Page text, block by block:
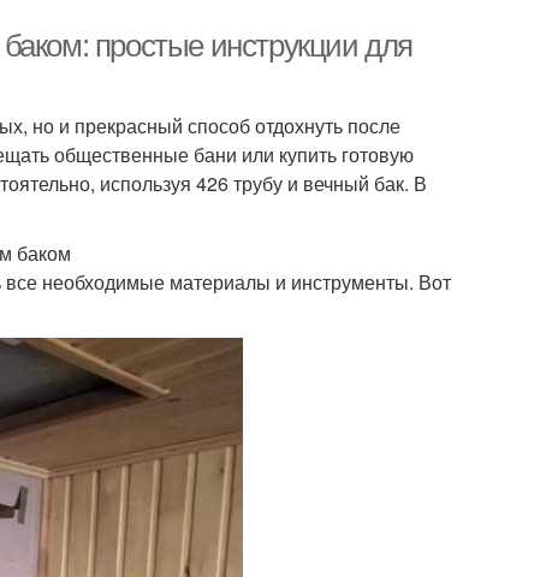
простые инструкции для
но и прекрасный способ отдохнуть после
общественные бани или купить готовую
используя 426 трубу и вечный бак. В
баком
все необходимые материалы и инструменты. Вот